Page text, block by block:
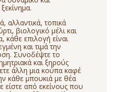
αλλαντικά, τοπικά
βιολογικό μέλι και
κάθε επιλογή είναι
και τιμά την
Συνοδέψτε το
και ξηρούς
άλλη μια κούπα καφέ
κάθε μπουκιά με θέα
είστε από εκείνους που